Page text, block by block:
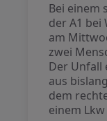
Bei einem
der A1 bei
am
zwei
Der Unfall
aus
dem
einem